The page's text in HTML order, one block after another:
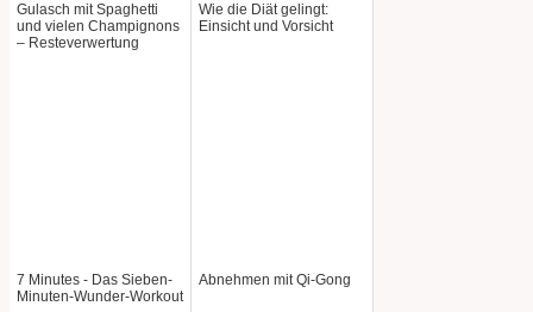
Gulasch mit Spaghetti
und vielen Champignons
– Resteverwertung
Wie die Diät gelingt:
Einsicht und Vorsicht
7 Minutes - Das Sieben-
Minuten-Wunder-Workout
Abnehmen mit Qi-Gong